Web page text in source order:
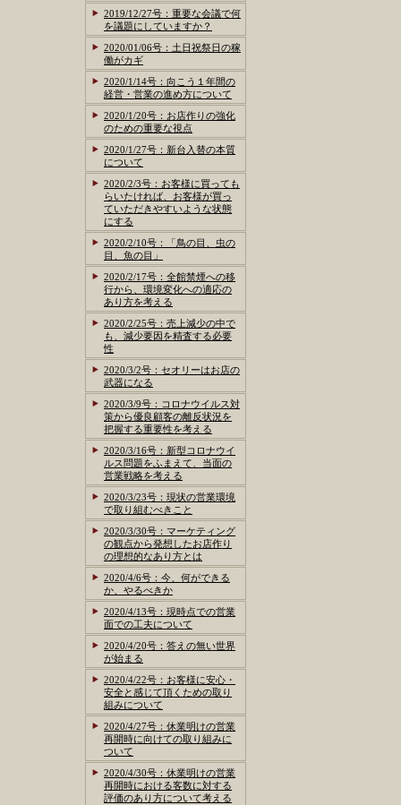
2019/12/27号：重要な会議で何
を議題にしていますか？
2020/01/06号：土日祝祭日の稼
働がカギ
2020/1/14号：向こう１年間の
経営・営業の進め方について
2020/1/20号：お店作りの強化
のための重要な視点
2020/1/27号：新台入替の本質
について
2020/2/3号：お客様に買っても
らいたければ、お客様が買っ
ていただきやすいような状態
にする
2020/2/10号：「鳥の目、虫の
目、魚の目」
2020/2/17号：全館禁煙への移
行から、環境変化への適応の
あり方を考える
2020/2/25号：売上減少の中で
も、減少要因を精査する必要
性
2020/3/2号：セオリーはお店の
武器になる
2020/3/9号：コロナウイルス対
策から優良顧客の離反状況を
把握する重要性を考える
2020/3/16号：新型コロナウイ
ルス問題をふまえて、当面の
営業戦略を考える
2020/3/23号：現状の営業環境
で取り組むべきこと
2020/3/30号：マーケティング
の観点から発想したお店作り
の理想的なあり方とは
2020/4/6号：今、何ができる
か、やるべきか
2020/4/13号：現時点での営業
面での工夫について
2020/4/20号：答えの無い世界
が始まる
2020/4/22号：お客様に安心・
安全と感じて頂くための取り
組みについて
2020/4/27号：休業明けの営業
再開時に向けての取り組みに
ついて
2020/4/30号：休業明けの営業
再開時における客数に対する
評価のあり方について考える